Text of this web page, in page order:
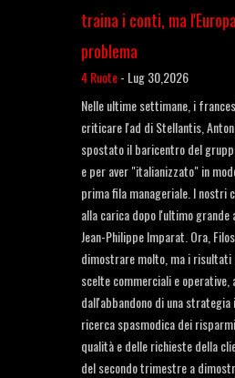
traina i conti, ma
problema
4 Ruote- Lug 30,2026
Nelle ultime settimane, i
criticare l'ad di Stellantis,
spostato il baricentro del
e per aver "italianizzato" in
prima fila manageriale. I nostri
alla carica dopo l'ultimo grande
Jean-Philippe Imparat. Ora,
dimostrare molto, ma i risultati
scelte commerciali e
dall'abbandono di una
ricerca spasmodica dei
qualità e delle richieste della
del secondo trimestre a